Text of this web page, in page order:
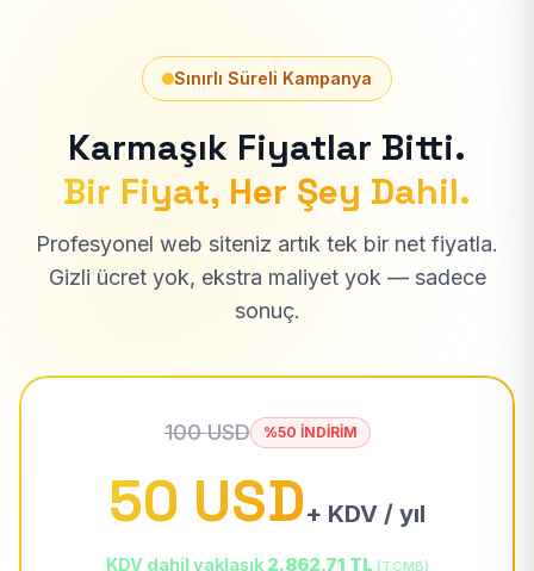
Sınırlı Süreli Kampanya
Karmaşık Fiyatlar Bitti.
Bir Fiyat, Her Şey Dahil.
Profesyonel web siteniz artık tek bir net fiyatla.
Gizli ücret yok, ekstra maliyet yok — sadece
sonuç.
100 USD %50 İNDİRİM
50 USD+ KDV / yıl
KDV dahil yaklaşık 2.862,71 TL (TCMB)